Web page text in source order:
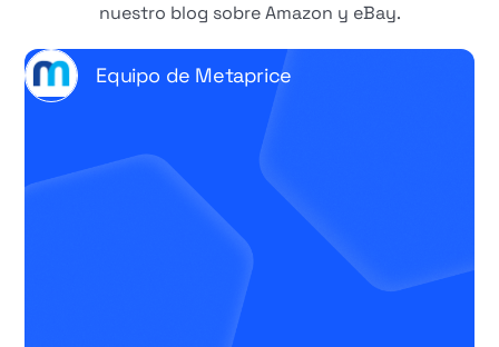
nuestro blog sobre Amazon y eBay.
Equipo de Metaprice